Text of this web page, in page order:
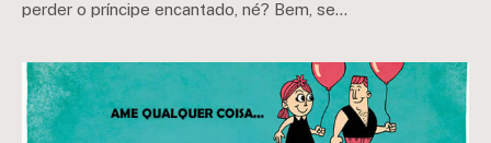
perder o príncipe encantado, né? Bem, se…